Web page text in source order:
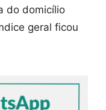
do domicílio
geral ficou